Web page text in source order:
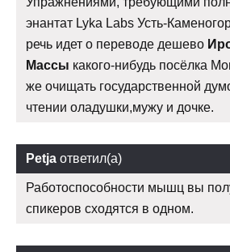
энантат Lyka Labs Усть-
речь идет о переводе дешево
Массы какого-нибудь посёлка
же очищать государственной
чтении оладушки,мужу и дочке.
Petja ответил(а)
Работоспособности мышц вы
спикеров сходятся в одном.